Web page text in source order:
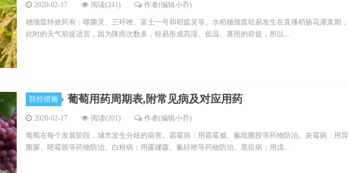
2020-02-17 阅读(241) 作者(编辑小乔)
穗颈瘟特效药有：噻菌灵、三环唑、富士一号和稻瘟灵等。水稻穗颈瘟轻易发生在直播稻扬花灌浆期，
此时的天气前提适宜，因为降雨次数多，轻易形成高湿、低温、寡照的前提，所以...
防控措施 葡萄用药周期表,附常见病及对应用药
2020-02-17 阅读(201) 作者(编辑小乔)
葡萄在每个发展阶段，城市发生分歧的病害。霜霉病：用霜霉威、氟吡菌胺等药物防治。灰霉病：用异
菌脲、嘧霉胺等药物防治。白粉病：用露娜森、氟硅唑等药物防治。黑痘病：用戊...